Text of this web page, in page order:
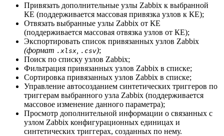
Привязать дополнительные узлы Zabbix к выбранной
КЕ (поддерживается массовая привязка узлов к КЕ);
Отвязать выбранные узлы Zabbix от КЕ
(поддерживается массовая отвязка узлов от КЕ);
Экспортировать список привязанных узлов Zabbix
(формат .xlsx .csv);
Поиск по списку узлов Zabbix;
Фильтрация привязанных узлов Zabbix в списке;
Сортировка привязанных узлов Zabbix в списке;
Управление автосозданием синтетических триггеров по
триггерам выбранного узла Zabbix (поддерживается
массовое изменение данного параметра);
Просмотр дополнительной информации о связанных с
узлом Zabbix конфигурационных единицах и
синтетических триггерах, созданных по нему.